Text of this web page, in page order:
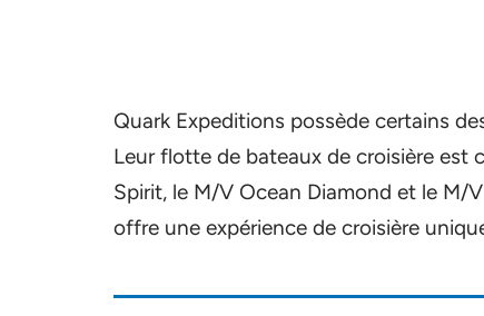
Quark Expeditions possède certains
Leur flotte de bateaux de croisière est
Spirit, le M/V Ocean Diamond et le M/
offre une expérience de croisière